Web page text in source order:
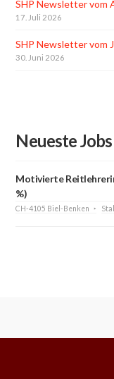
SHP Newsletter vom
17. Juli 2026
SHP Newsletter vom
30. Juni 2026
Neueste Jobs
Motivierte
%)
CH-4105 Biel-Benken